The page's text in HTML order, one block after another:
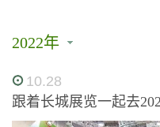
2022年
10.28
跟着长城展览一起去